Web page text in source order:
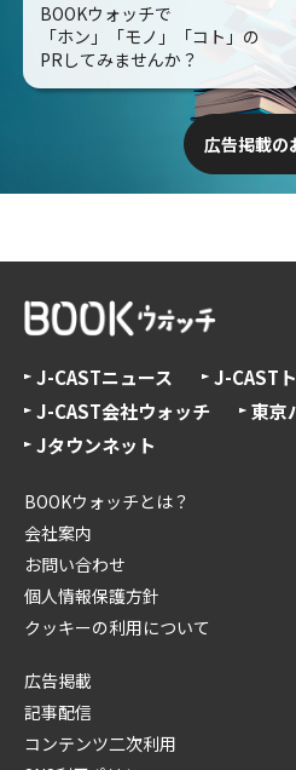
BOOKウォッチで
「ホン」「モノ」「コト」の
PRしてみませんか？
広告掲載の
J-CASTニュース
J-CAST
J-CAST会社ウォッチ
東京
Jタウンネット
BOOKウォッチとは？
会社案内
お問い合わせ
個人情報保護方針
クッキーの利用について
広告掲載
記事配信
コンテンツ二次利用